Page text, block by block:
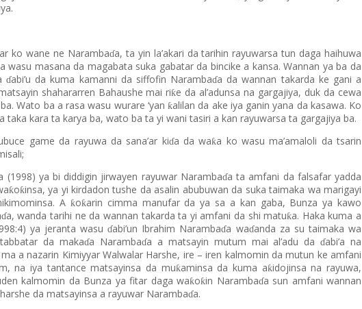
ko wane ne Narambaɗa, ta yin la’akari da tarihin rayuwarsa tun daga haihuwa
wasu masana da magabata suka gabatar da bincike a kansa. Wannan ya ba da
ɗabi’u da kuma kamanni da siffofin Narambaɗa da wannan takarda ke gani a
shahararren Bahaushe mai riƙe da al’adunsa na gargajiya, duk da cewa
Wato ba a rasa wasu wurare ‘yan ƙalilan da ake iya ganin yana da kasawa. Ko
taka kara ta karya ba, wato ba ta yi wani tasiri a kan rayuwarsa ta gargajiya ba.
game da rayuwa da sana’ar kiɗa da waƙa ko wasu ma’amaloli da tsarin
ya bi diddigin jirwayen rayuwar Narambaɗa ta amfani da falsafar yadda
ƙoƙinsa, ya yi kirdadon tushe da asalin abubuwan da suka taimaka wa marigayi
A ƙoƙarin cimma manufar da ya sa a kan gaba, Bunza ya kawo
ɗa, wanda tarihi ne da wannan takarda ta yi amfani da shi matuƙa. Haka kuma a
ya jeranta wasuɗabi’un Ibrahim Narambaɗa waɗanda za su taimaka wa
da makaɗa Narambaɗa a matsayin mutum mai al’adu daɗabi’a na
a nazarin Kimiyyar Walwalar Harshe, ire – iren kalmomin da mutun ke amfani
na iya tantance matsayinsa da muƙaminsa da kuma aƙidojinsa na rayuwa,
kalmomin da Bunza ya fitar daga waƙoƙin Narambaɗa sun amfani wannan
da matsayinsa a rayuwar Narambaɗa.